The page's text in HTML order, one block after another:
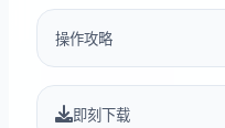
操作攻略
即刻下载